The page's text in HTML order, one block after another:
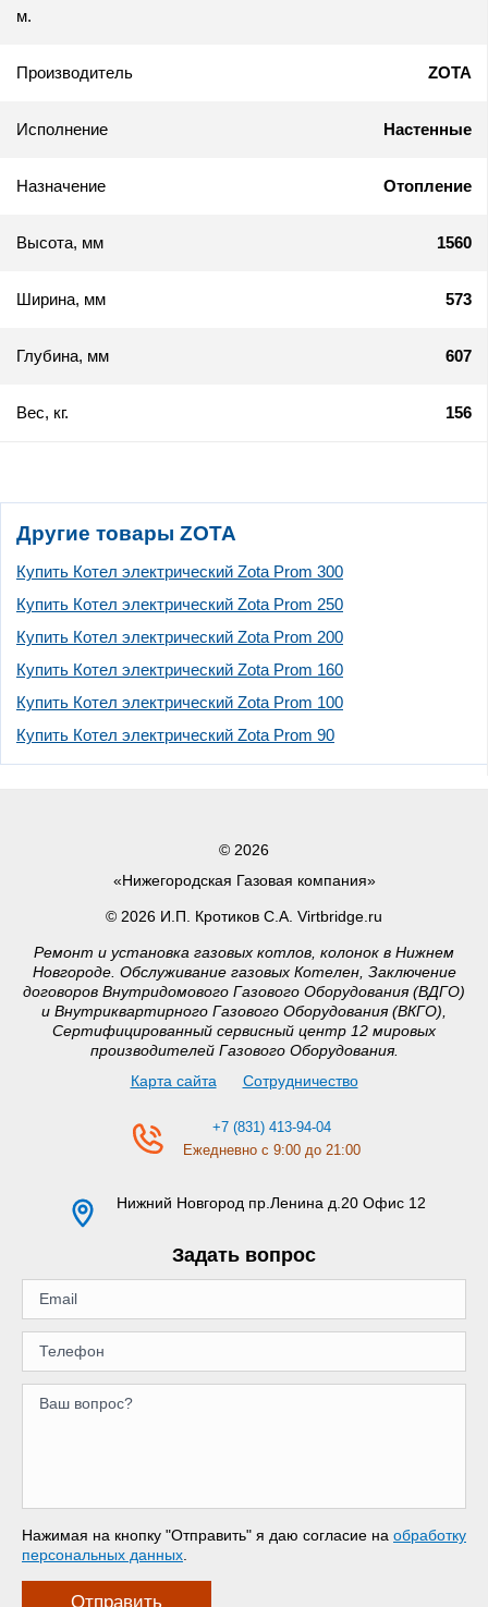
м.
Производитель ZOTA
Исполнение Настенные
Назначение Отопление
Высота, мм 1560
Ширина, мм 573
Глубина, мм 607
Вес, кг. 156
Другие товары ZOTA
Купить Котел электрический Zota Prom 300
Купить Котел электрический Zota Prom 250
Купить Котел электрический Zota Prom 200
Купить Котел электрический Zota Prom 160
Купить Котел электрический Zota Prom 100
Купить Котел электрический Zota Prom 90
© 2026
«Нижегородская Газовая компания»
© 2026 И.П. Кротиков С.А. Virtbridge.ru
Ремонт и установка газовых котлов, колонок в Нижнем
Новгороде. Обслуживание газовых Котелен, Заключение
договоров Внутридомового Газового Оборудования (ВДГО)
и Внутриквартирного Газового Оборудования (ВКГО),
Сертифицированный сервисный центр 12 мировых
производителей Газового Оборудования.
Карта сайта
Сотрудничество
+7 (831) 413-94-04
Ежедневно с 9:00 до 21:00
Нижний Новгород пр.Ленина д.20 Офис 12
Задать вопрос
Нажимая на кнопку "Отправить" я даю согласие на обработку
персональных данных
Отправить